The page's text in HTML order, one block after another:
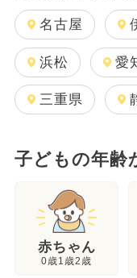
名古屋
浜松 愛
三重県
子どもの年齢
赤ちゃん
0歳1歳2歳